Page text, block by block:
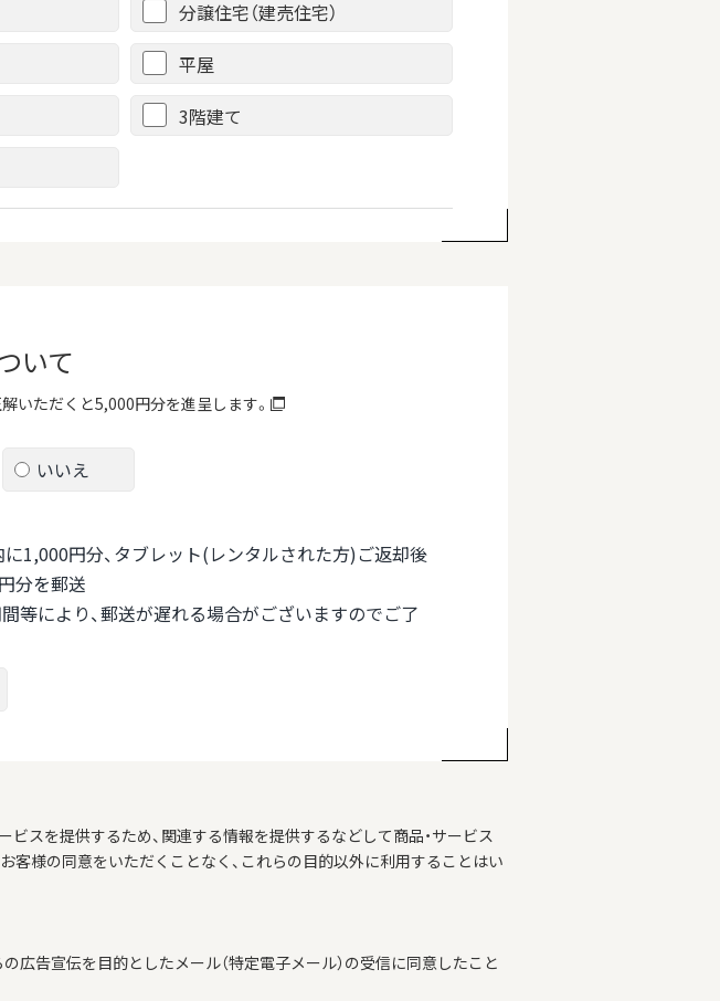
分譲住宅（建売住宅）
平屋
3階建て
いて
いただくと5,000円分を進呈します。
いいえ
1,000円分、タブレット(レンタルされた方)ご返却後
分を郵送
等により、郵送が遅れる場合がございますのでご了
ビスを提供するため、関連する情報を提供するなどして商品・サービス
客様の同意をいただくことなく、これらの目的以外に利用することはい
告宣伝を目的としたメール（特定電子メール）の受信に同意したこと